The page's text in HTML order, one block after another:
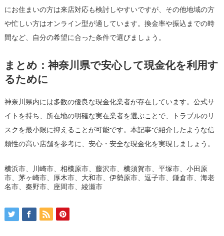
にお住まいの方は来店対応も検討しやすいですが、その他地域の方
や忙しい方はオンライン型が適しています。換金率や振込までの時
間など、自分の希望に合った条件で選びましょう。
まとめ：神奈川県で安心して現金化を利用す
るために
神奈川県内には多数の優良な現金化業者が存在しています。公式サ
イトを持ち、所在地の明確な実在業者を選ぶことで、トラブルのリ
スクを最小限に抑えることが可能です。本記事で紹介したような信
頼性の高い店舗を参考に、安心・安全な現金化を実現しましょう。
横浜市、川崎市、相模原市、藤沢市、横須賀市、平塚市、小田原
市、茅ヶ崎市、厚木市、大和市、伊勢原市、逗子市、鎌倉市、海老
名市、秦野市、座間市、綾瀬市